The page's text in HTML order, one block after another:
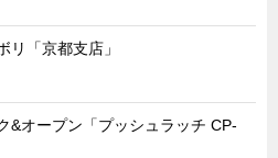
リ「京都支店」
&オープン「プッシュラッチ CP-